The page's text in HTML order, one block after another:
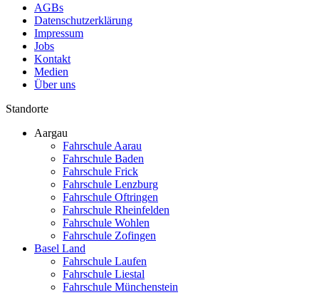
AGBs
Datenschutzerklärung
Impressum
Jobs
Kontakt
Medien
Über uns
Standorte
Aargau
Fahrschule Aarau
Fahrschule Baden
Fahrschule Frick
Fahrschule Lenzburg
Fahrschule Oftringen
Fahrschule Rheinfelden
Fahrschule Wohlen
Fahrschule Zofingen
Basel Land
Fahrschule Laufen
Fahrschule Liestal
Fahrschule Münchenstein